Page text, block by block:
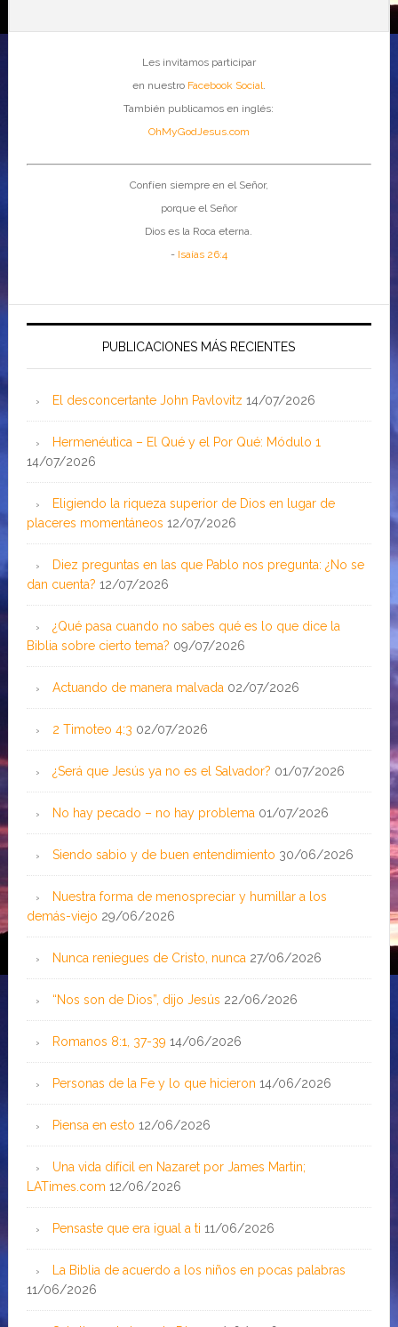
Les invitamos participar
en nuestro Facebook Social.
También publicamos en inglés:
OhMyGodJesus.com
Confíen siempre en el Señor,
porque el Señor
Dios es la Roca eterna.
- Isaías 26:4
PUBLICACIONES MÁS RECIENTES
El desconcertante John Pavlovitz 14/07/2026
Hermenéutica – El Qué y el Por Qué: Módulo 1
14/07/2026
Eligiendo la riqueza superior de Dios en lugar de
placeres momentáneos 12/07/2026
Diez preguntas en las que Pablo nos pregunta: ¿No se
dan cuenta? 12/07/2026
¿Qué pasa cuando no sabes qué es lo que dice la
Biblia sobre cierto tema? 09/07/2026
Actuando de manera malvada 02/07/2026
2 Timoteo 4:3 02/07/2026
¿Será que Jesús ya no es el Salvador? 01/07/2026
No hay pecado – no hay problema 01/07/2026
Siendo sabio y de buen entendimiento 30/06/2026
Nuestra forma de menospreciar y humillar a los
demás-viejo 29/06/2026
Nunca reniegues de Cristo, nunca 27/06/2026
“Nos son de Dios”, dijo Jesús 22/06/2026
Romanos 8:1, 37-39 14/06/2026
Personas de la Fe y lo que hicieron 14/06/2026
Piensa en esto 12/06/2026
Una vida difícil en Nazaret por James Martin;
LATimes.com 12/06/2026
Pensaste que era igual a ti 11/06/2026
La Biblia de acuerdo a los niños en pocas palabras
11/06/2026